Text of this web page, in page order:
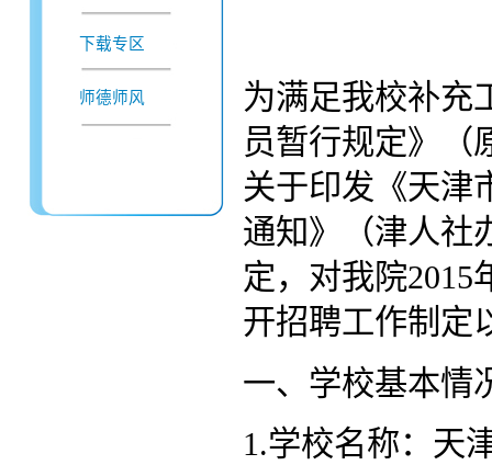
下载专区
师德师风
为满足我校补充
员暂行规定》（
关于印发《天津
通知》（津人社
定，对我院
开招聘工作制定
一、学校基本情
1.学校名称：天